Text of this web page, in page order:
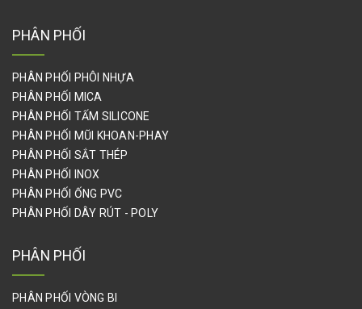
PHÂN PHỐI
PHÂN PHỐI PHÔI NHỰA
PHÂN PHỐI MICA
PHÂN PHỐI TẤM SILICONE
PHÂN PHỐI MŨI KHOAN-PHAY
PHÂN PHỐI SẮT THÉP
PHÂN PHỐI INOX
PHÂN PHỐI ỐNG PVC
PHÂN PHỐI DÂY RÚT - POLY
PHÂN PHỐI
PHÂN PHỐI VÒNG BI